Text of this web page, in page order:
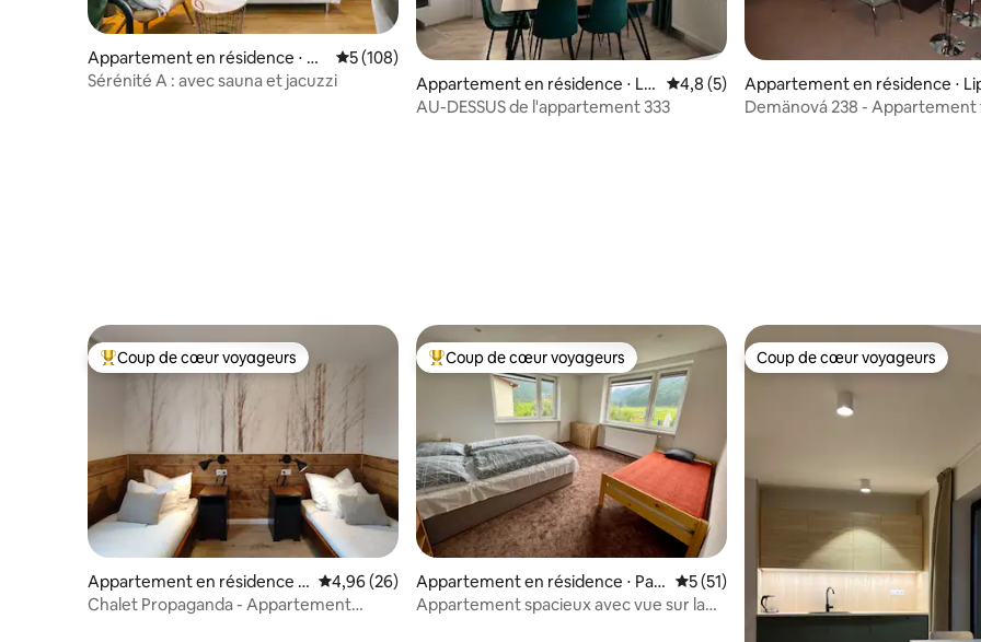
Appartement en résidence ⋅ Pri
bylina
Évaluation moyenne sur la base de 108 commentaires : 5 sur 5
5 (108)
Sérénité A : avec sauna et jacuzzi
Appartement en résidence ⋅ Lip
tovský Mikuláš
Évaluation moyenne sur la base de 5
4,8 (5)
AU-DESSUS de l'appartement 333
Appartement en résidence ⋅
vský Mikuláš
Demänová 238 - Appartement
Coups de cœur voyageurs les plus appréciés
Coup de cœur voyageurs
Appartement en résidence ⋅
Liptovský Mikuláš
Évaluation moyenne sur la base de 26 commentaires : 4,96 sur 5
4,96 (26)
Chalet Propaganda - Appartement
Coups de cœur voyageurs les plus appréciés
Coup de cœur voyageurs
Appartement en résidence ⋅ Pav
čina Lehota
Évaluation moyenne sur la base de 51
5 (51)
Appartement spacieux avec vue sur la
Coup de cœur voyageurs
Coup de cœur voyageurs